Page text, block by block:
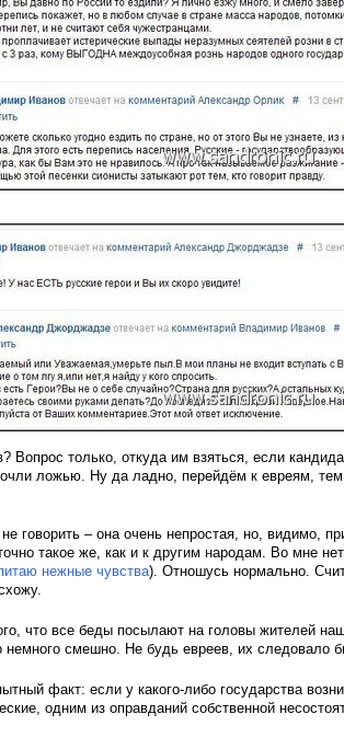
Вопрос только, откуда им взяться, если
ложью. Ну да ладно, перейдём к евреям,
говорить – она очень непростая, но, видимо,
такое же, как и к другим народам. Во мне
нежные чувства). Отношусь нормально.
что все беды посылают на головы жителей
немного смешно. Не будь евреев, их следовало
факт: если у какого-либо государства
одним из оправданий собственной